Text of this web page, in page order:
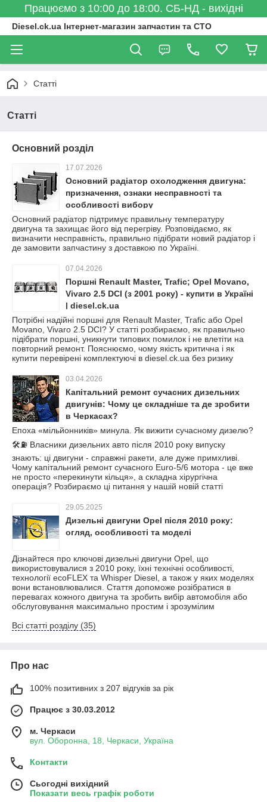
Працюємо з 10:00 до 18:00. СБ-НД - вихідні
Diesel.ck.ua Інтернет-магазин запчастин та СТО
Статті
Статті
Основний розділ
17.07.2026
Основний радіатор охолодження двигуна:
призначення, ознаки несправності та
особливості вибору
Основний радіатор підтримує правильну температуру
двигуна та захищає його від перегріву. Розповідаємо, як
визначити несправність, правильно підібрати новий радіатор і
де замовити запчастину з доставкою по Україні.
07.04.2026
Поршні Renault Master, Trafic; Opel Movano,
Vivaro 2.5 DCI (з 2001 року) - купити в Україні
| diesel.ck.ua
Потрібні надійні поршні для Renault Master, Trafic або Opel
Movano, Vivaro 2.5 DCI? У статті розбираємо, як правильно
підібрати поршні, уникнути типових помилок і не влетіти на
повторний ремонт. Пояснюємо, чому якість критична і як
купити перевірені комплектуючі в diesel.ck.ua без ризику
03.04.2026
Капітальний ремонт сучасних дизельних
двигунів: Чому це складніше та де зробити
в Черкасах?
Епоха «мільйонників» минула. Як вижити сучасному дизелю?
🛠️⛽ Власники дизельних авто після 2010 року випуску
знають: ці двигуни - справжні ракети, але дуже примхливі.
Чому капітальний ремонт сучасного Euro-5/6 мотора - це вже
не просто «перекинути кільця», а складна хірургічна
операція? Розбираємо ці питання у нашій новій статті
29.05.2025
Дизельні двигуни Opel після 2010 року:
огляд, особливості та моделі
Дізнайтеся про ключові дизельні двигуни Opel, що
використовувалися з 2010 року, їхні технічні особливості,
технології ecoFLEX та Whisper Diesel, а також у яких моделях
вони встановлювалися. Стаття допоможе розібратися в
перевагах кожного двигуна та зробить вибір автомобіля або
обслуговування максимально простим і зрозумілим
Всі статті розділу (35)
Про нас
100% позитивних з 207 відгуків за рік
Працює з 30.03.2012
м. Черкаси
вул. Оборонна, 18, Черкаси, Україна
Контакти
Сьогодні вихідний
Показати весь графік роботи